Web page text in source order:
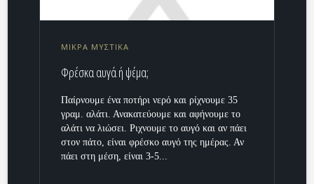
ΜΙΚΡΑ ΜΥΣΤΙΚΑ
Φρέσκα αυγά ή ψέμα;
Παίρνουμε ένα ποτήρι νερό και ρίχνουμε 35
γραμ. αλάτι. Ανακατεύουμε και αφήνουμε το
αλάτι να λιώσει. Ριχνουμε το αυγό και αν πάει
στον πάτο, είναι φρέσκο αυγό της ημέρας. Αν
πάει στη μέση, είναι 3-5...